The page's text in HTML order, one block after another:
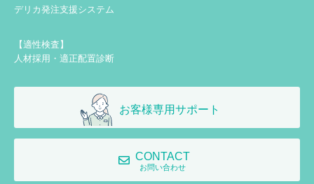
デリカ発注支援システム
【適性検査】
人材採用・適正配置診断
お客様専用サポート
CONTACT
お問い合わせ